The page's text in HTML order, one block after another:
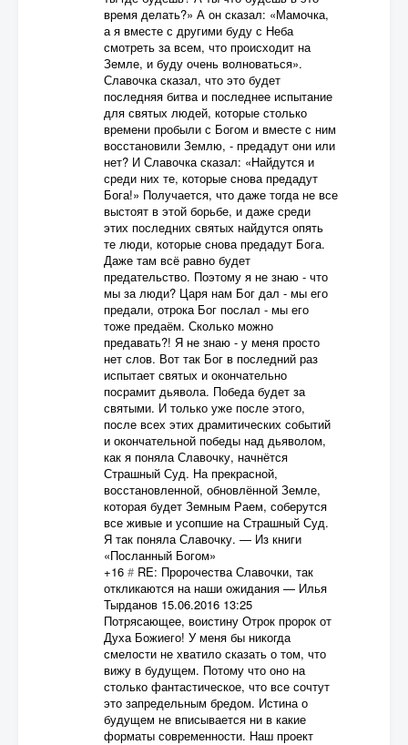
время делать?» А он сказал: «Мамочка,
а я вместе с другими буду с Неба
смотреть за всем, что происходит на
Земле, и буду очень волноваться».
Славочка сказал, что это будет
последняя битва и последнее испытание
для святых людей, которые столько
времени пробыли с Богом и вместе с ним
восстановили Землю, - предадут они или
нет? И Славочка сказал: «Найдутся и
среди них те, которые снова предадут
Бога!» Получается, что даже тогда не все
выстоят в этой борьбе, и даже среди
этих последних святых найдутся опять
те люди, которые снова предадут Бога.
Даже там всё равно будет
предательство. Поэтому я не знаю - что
мы за люди? Царя нам Бог дал - мы его
предали, отрока Бог послал - мы его
тоже предаём. Сколько можно
предавать?! Я не знаю - у меня просто
нет слов. Вот так Бог в последний раз
испытает святых и окончательно
посрамит дьявола. Победа будет за
святыми. И только уже после этого,
после всех этих драмитических событий
и окончательной победы над дьяволом,
как я поняла Славочку, начнётся
Страшный Суд. На прекрасной,
восстановленной, обновлённой Земле,
которая будет Земным Раем, соберутся
все живые и усопшие на Страшный Суд.
Я так поняла Славочку. — Из книги
«Посланный Богом»
+16 # RE: Пророчества Славочки, так
откликаются на наши ожидания— Илья
Тырданов 15.06.2016 13:25
Потрясающее, воистину Отрок пророк от
Духа Божиего! У меня бы никогда
смелости не хватило сказать о том, что
вижу в будущем. Потому что оно на
столько фантастическое, что все сочтут
это запредельным бредом. Истина о
будущем не вписывается ни в какие
форматы современности. Наш проект